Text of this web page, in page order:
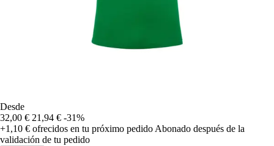
Desde
32,00 € 21,94 € -31%
+1,10 € ofrecidos en tu próximo pedido Abonado después de la
validación de tu pedido